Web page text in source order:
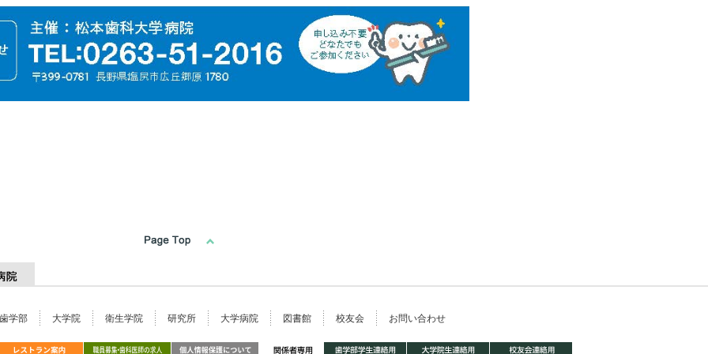
歯学部 大学院 衛生学院 研究所 大学病院 図書館 校友会 お問い合わせ